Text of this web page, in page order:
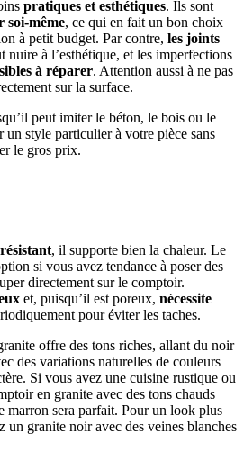
pratiques et esthétiques. Ils sont
soi-même, ce qui en fait un bon choix
à petit budget. Par contre, les joints
nuire à l’esthétique, et les imperfections
à réparer. Attention aussi à ne pas
sur la surface.
peut imiter le béton, le bois ou le
un style particulier à votre pièce sans
le gros prix.
, il supporte bien la chaleur. Le
si vous avez tendance à poser des
directement sur le comptoir.
et, puisqu’il est poreux, nécessite
pour éviter les taches.
offre des tons riches, allant du noir
des variations naturelles de couleurs
Si vous avez une cuisine rustique ou
en granite avec des tons chauds
marron sera parfait. Pour un look plus
un granite noir avec des veines blanches